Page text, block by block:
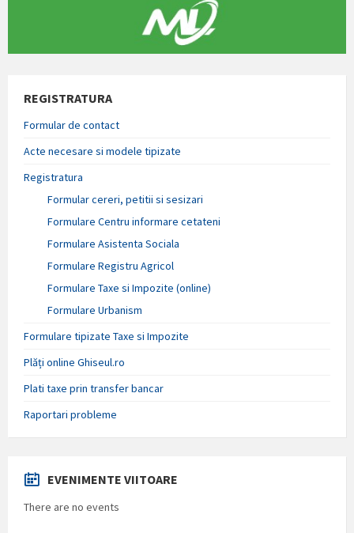
REGISTRATURA
Formular de contact
Acte necesare si modele tipizate
Registratura
Formular cereri, petitii si sesizari
Formulare Centru informare cetateni
Formulare Asistenta Sociala
Formulare Registru Agricol
Formulare Taxe si Impozite (online)
Formulare Urbanism
Formulare tipizate Taxe si Impozite
Plăți online Ghiseul.ro
Plati taxe prin transfer bancar
Raportari probleme
EVENIMENTE VIITOARE
There are no events